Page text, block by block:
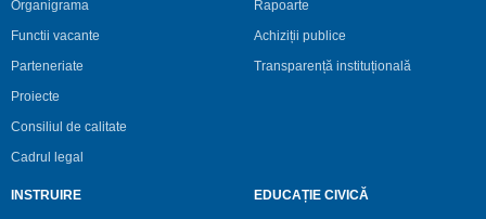
Organigrama
Functii vacante
Parteneriate
Proiecte
Consiliul de calitate
Cadrul legal
Rapoarte
Achiziții publice
Transparență instituțională
INSTRUIRE EDUCAȚIE CIVICĂ